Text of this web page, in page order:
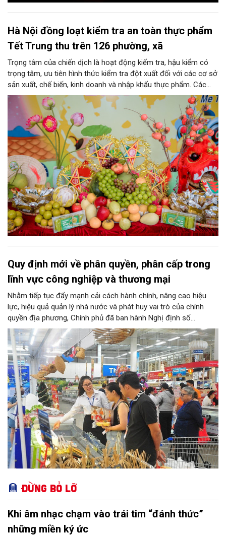
Hà Nội đồng loạt kiểm tra an toàn thực phẩm
Tết Trung thu trên 126 phường, xã
Trọng tâm của chiến dịch là hoạt động kiểm tra, hậu kiểm có
trọng tâm, ưu tiên hình thức kiểm tra đột xuất đối với các cơ sở
sản xuất, chế biến, kinh doanh và nhập khẩu thực phẩm. Các
nhóm mặt hàng tiêu thụ mạnh như bánh Trung thu, bánh mứt
kẹo, rượu, bia, nước giải khát, phụ gia thực phẩm...
Quy định mới về phân quyền, phân cấp trong
lĩnh vực công nghiệp và thương mại
Nhằm tiếp tục đẩy mạnh cải cách hành chính, nâng cao hiệu
lực, hiệu quả quản lý nhà nước và phát huy vai trò của chính
quyền địa phương, Chính phủ đã ban hành Nghị định số
146/2025/NĐ-CP ngày 12/6/2025 quy định về phân quyền, phân
cấp trong lĩnh vực công nghiệp và thương mại. Trong đó, lĩnh
vực bảo vệ quyền lợi người tiêu dùng có nhiều nội dung quan
trọng được phân cấp cho địa phương, góp phần đưa hoạt động
hỗ trợ người tiêu dùng đến gần người dân hơn.
Đừng bỏ lỡ
Khi âm nhạc chạm vào trái tim “đánh thức”
những miền ký ức